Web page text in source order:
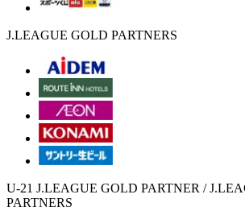
J.LEAGUE GOLD PARTNERS
U-21 J.LEAGUE GOLD PARTNER /
PARTNERS